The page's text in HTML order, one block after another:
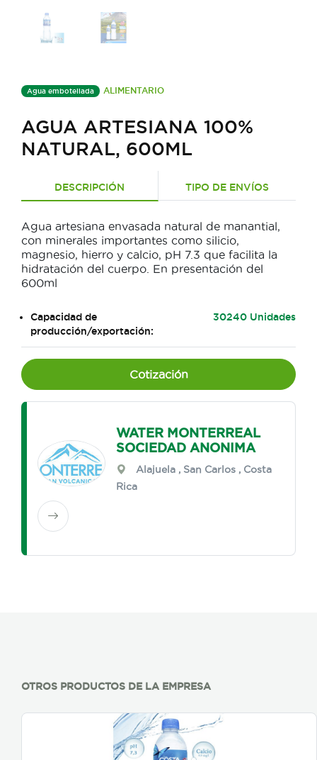
Agua embotellada ALIMENTARIO
AGUA ARTESIANA 100%
NATURAL, 600ML
DESCRIPCIÓN TIPO DE ENVÍOS
Agua artesiana envasada natural de manantial,
con minerales importantes como silicio,
magnesio, hierro y calcio, pH 7.3 que facilita la
hidratación del cuerpo. En presentación del
600ml
Capacidad de
producción/exportación:
30240 Unidades
Cotización
WATER MONTERREAL
SOCIEDAD ANONIMA
Alajuela , San Carlos , Costa
Rica
OTROS PRODUCTOS DE LA EMPRESA